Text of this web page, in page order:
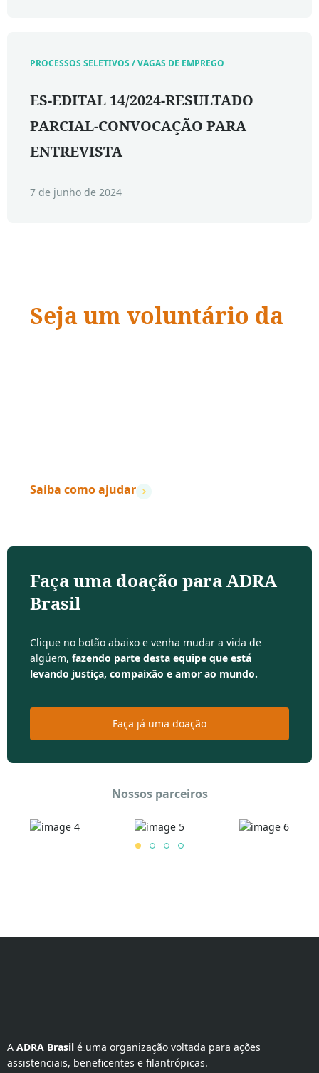
PROCESSOS SELETIVOS / VAGAS DE EMPREGO
ES-EDITAL 14/2024-RESULTADO
PARCIAL-CONVOCAÇÃO PARA
ENTREVISTA
7 de junho de 2024
Seja um voluntário da
Saiba como ajudar
Faça uma doação para ADRA
Brasil
Clique no botão abaixo e venha mudar a vida de
algúem, fazendo parte desta equipe que está
levando justiça, compaixão e amor ao mundo.
Faça já uma doação
Nossos parceiros
A ADRA Brasil é uma organização voltada para ações
assistenciais, beneficentes e filantrópicas.